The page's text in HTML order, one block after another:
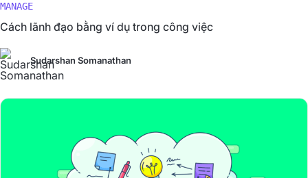
MANAGE
Cách lãnh đạo bằng ví dụ trong công việc
Sudarshan Somanathan